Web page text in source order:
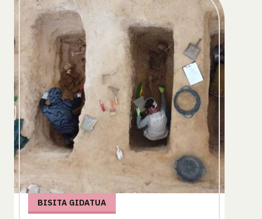
BISITA GIDATUA